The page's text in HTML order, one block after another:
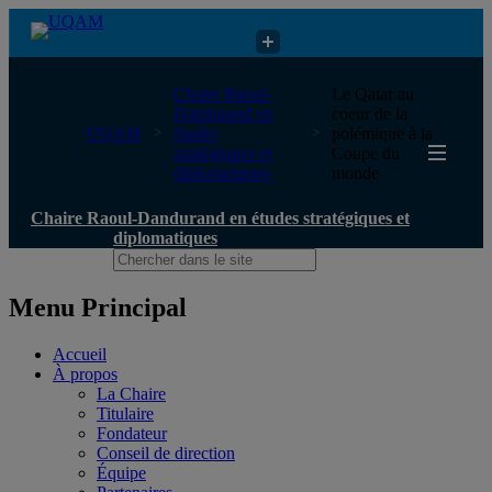
Chaire Raoul-Dandurand en études stratégiques et diplomatiques
UQAM
Chaire Raoul-
Dandurand en
études
stratégiques et
diplomatiques
Le Qatar au
coeur de la
polémique à la
Coupe du
monde
Chaire Raoul-Dandurand en études stratégiques et
diplomatiques
Menu Principal
Accueil
À propos
La Chaire
Titulaire
Fondateur
Conseil de direction
Équipe